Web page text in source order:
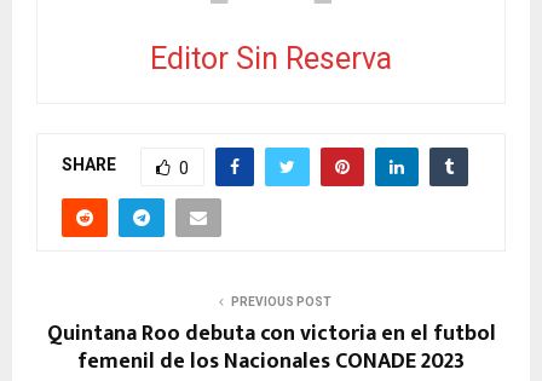
Editor Sin Reserva
SHARE 0
PREVIOUS POST
Quintana Roo debuta con victoria en el futbol
femenil de los Nacionales CONADE 2023